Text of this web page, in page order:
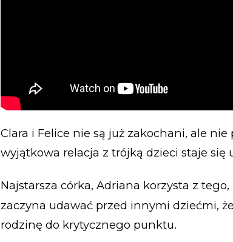
Clara i Felice nie są już zakochani, ale nie
wyjątkowa relacja z trójką dzieci staje się
Najstarsza córka, Adriana korzysta z
zaczyna udawać przed innymi dziećmi,
rodzinę do krytycznego punktu.